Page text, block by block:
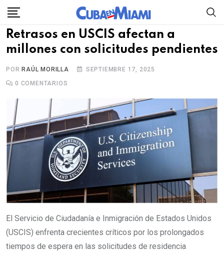
Skip
content
Retrasos en USCIS afectan a
millones con solicitudes pendientes
POR RAÚL MORILLA
SEPTIEMBRE 17, 2025
0 COMENTARIOS
El Servicio de Ciudadanía e Inmigración de Estados Unidos
(USCIS) enfrenta crecientes críticos por los prolongados
tiempos de espera en las solicitudes de residencia